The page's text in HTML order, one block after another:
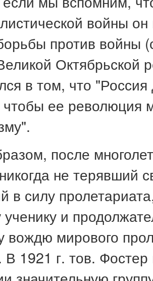
войны
против войны
Октябрьской
в том, что
чтобы ее революция
после
не терявший
в силу
и
вождю мирового
В 1921 г. тов.